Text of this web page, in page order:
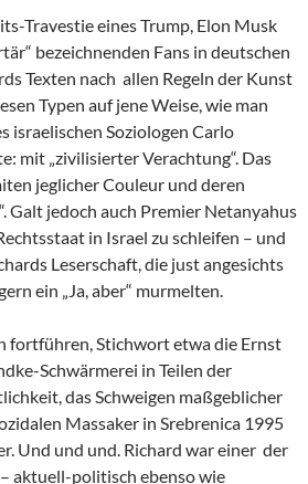
Travestie eines Trump, Elon Musk
bezeichnenden Fans in deutschen
Texten nach allen Regeln der Kunst
Typen auf jene Weise, wie man
israelischen Soziologen Carlo
mit „zivilisierter Verachtung“. Das
jeglicher Couleur und deren
Galt jedoch auch Premier Netanyahus
in Israel zu schleifen – und
Leserschaft, die just angesichts
ein „Ja, aber“ murmelten.
fortführen, Stichwort etwa die Ernst
Schwärmerei in Teilen der
das Schweigen maßgeblicher
Massaker in Srebrenica 1995
Und und und. Richard war einer der
aktuell-politisch ebenso wie